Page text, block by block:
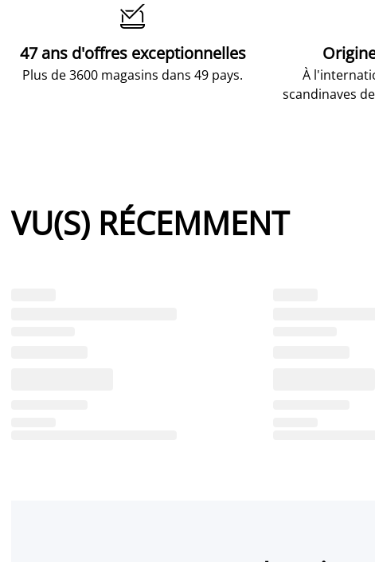

47 ans d'offres exceptionnelles
Plus de 3600 magasins dans 49 pays.
À
scandinaves
VU(S) RÉCEMMENT